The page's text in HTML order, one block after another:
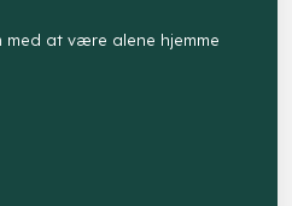
med at være alene hjemme